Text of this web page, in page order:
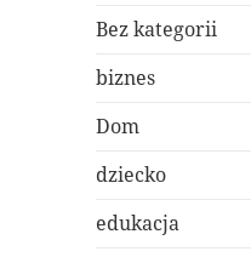
Bez kategorii
biznes
Dom
dziecko
edukacja